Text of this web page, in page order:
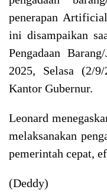
penerapan
ini disampaikan
Pengadaan
2025, Selasa (2/
Kantor Gubernur.
Leonard
melaksanakan
pemerintah cepat,
(Deddy)